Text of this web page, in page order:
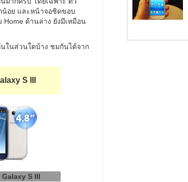
น้อย และหน้าจอชิดขอบ
ด้านล่าง ยังมีเหมือน
นในส่วนใดบ้าง ชมกันได้จาก
S III
S III